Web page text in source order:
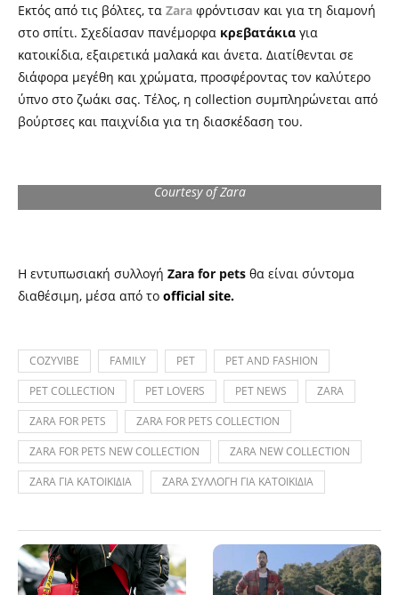
Εκτός από τις βόλτες, τα Zara φρόντισαν και για τη διαμονή
στο σπίτι. Σχεδίασαν πανέμορφα κρεβατάκια για
κατοικίδια, εξαιρετικά μαλακά και άνετα. Διατίθενται σε
διάφορα μεγέθη και χρώματα, προσφέροντας τον καλύτερο
ύπνο στο ζωάκι σας. Τέλος, η collection συμπληρώνεται από
βούρτσες και παιχνίδια για τη διασκέδαση του.
Courtesy of Zara
Η εντυπωσιακή συλλογή Zara for pets θα είναι σύντομα
διαθέσιμη, μέσα από το official site.
COZYVIBE FAMILY PET
PET AND FASHION
PET COLLECTION
PET LOVERS PET NEWS
ZARA
ZARA FOR PETS
ZARA FOR PETS COLLECTION
ZARA FOR PETS NEW COLLECTION
ZARA NEW COLLECTION
ZARA ΓΙΑ ΚΑΤΟΙΚΙΔΙΑ
ZARA ΣΥΛΛΟΓΗ ΓΙΑ ΚΑΤΟΙΚΙΔΙΑ